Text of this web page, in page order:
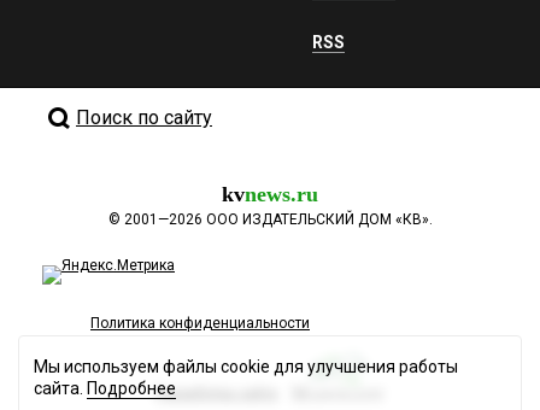
RSS
Поиск по сайту
kvnews.ru
© 2001—2026 ООО ИЗДАТЕЛЬСКИЙ ДОМ «КВ».
Политика конфиденциальности
Разработка сайта
Мы используем файлы cookie для улучшения работы
сайта. Подробнее